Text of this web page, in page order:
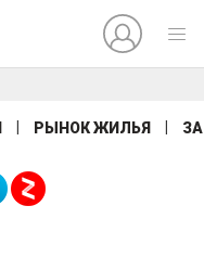
РЫНОК ЖИЛЬЯ